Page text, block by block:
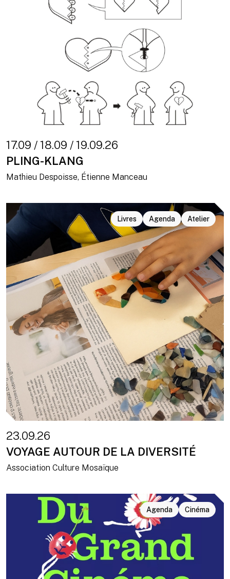
17.09 / 18.09 / 19.09.26
PLING-KLANG
Mathieu Despoisse, Étienne Manceau
Livres Agenda Atelier
23.09.26
VOYAGE AUTOUR DE LA DIVERSITÉ
Association Culture Mosaïque
Agenda Cinéma